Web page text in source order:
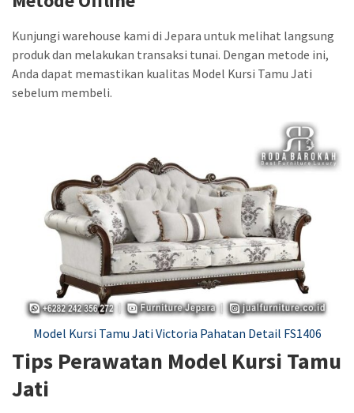
Kunjungi warehouse kami di Jepara untuk melihat langsung
produk dan melakukan transaksi tunai. Dengan metode ini,
Anda dapat memastikan kualitas Model Kursi Tamu Jati
sebelum membeli.
Model Kursi Tamu Jati Victoria Pahatan Detail FS1406
Tips Perawatan Model Kursi Tamu
Jati